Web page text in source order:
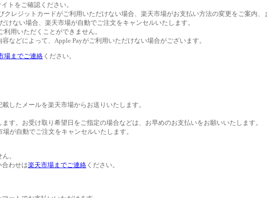
トをご確認ください。
クレジットカードがご利用いただけない場合、楽天市場がお支払い方法の変更をご案内、
けない場合、楽天市場が自動でご注文をキャンセルいたします。
用いただくことができません。
などによって、Apple Payがご利用いただけない場合がございます。
場までご連絡 ください。
したメールを楽天市場からお送りいたします。
す。お受け取り希望日をご指定の場合などは、お早めのお支払いをお願いいたします。
が自動でご注文をキャンセルいたします。
。
わせは楽天市場までご連絡 ください。